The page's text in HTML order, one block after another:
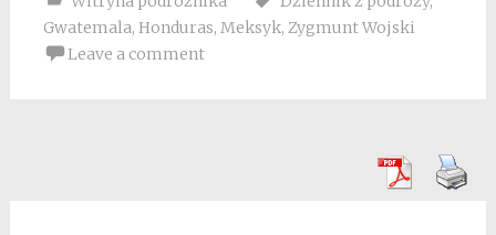
Gwatemala, Honduras, Meksyk, Zygmunt Wojski
Leave a comment